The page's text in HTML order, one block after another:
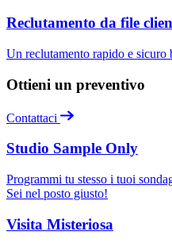
Reclutamento da file
Un reclutamento rapido e sicuro
Ottieni un preventivo
Contattaci
Studio Sample Only
Programmi tu stesso i tuoi
Sei nel posto giusto!
Visita Misteriosa